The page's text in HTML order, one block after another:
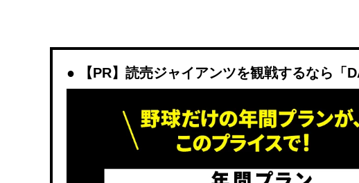
【PR】読売ジャイアンツを観戦するなら「